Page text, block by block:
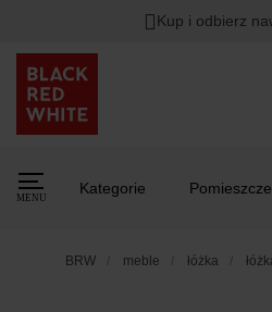
Kup i odbierz
MENU
Kategorie
BRW meble łóżka